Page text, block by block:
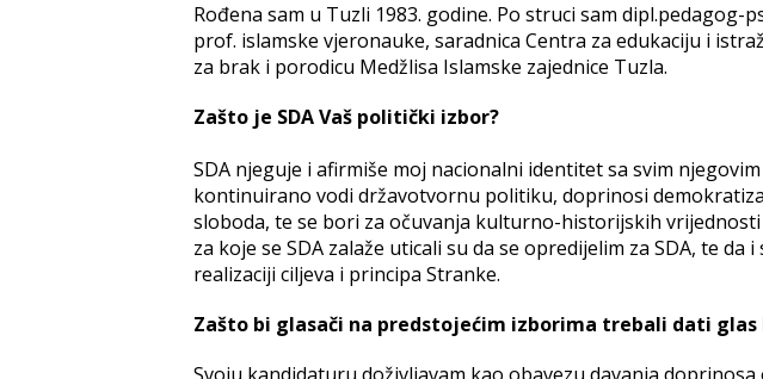
Rođena sam u Tuzli 1983. godine. Po struci sam
prof. islamske vjeronauke, saradnica Centra za edukaciju i
za brak i porodicu Medžlisa Islamske zajednice Tuzla.
Zašto je SDA Vaš politički izbor?
SDA njeguje i afirmiše moj nacionalni identitet sa svim
kontinuirano vodi državotvornu politiku, doprinosi
sloboda, te se bori za očuvanja kulturno-historijskih
za koje se SDA zalaže uticali su da se opredijelim za SDA, te
realizaciji ciljeva i principa Stranke.
Zašto bi glasači na predstojećim izborima trebali dati glas